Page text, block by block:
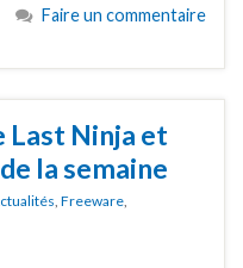
Faire un commentaire
Last Ninja et
la semaine
, Freeware,